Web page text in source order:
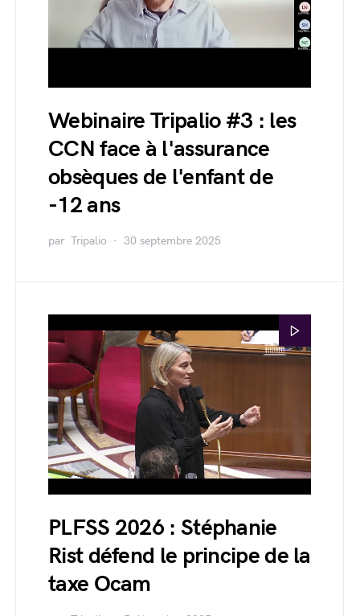
Webinaire Tripalio #3 : les
CCN face à l'assurance
obsèques de l'enfant de
-12 ans
par Tripalio 30 septembre 2025
PLFSS 2026 : Stéphanie
Rist défend le principe de la
taxe Ocam